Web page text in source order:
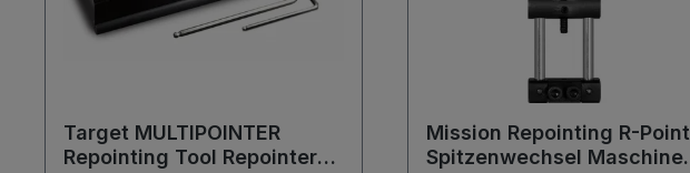
Target MULTIPOINTER
Repointing Tool Repointer
Mission Repointing R-Point
Spitzenwechsel Maschine